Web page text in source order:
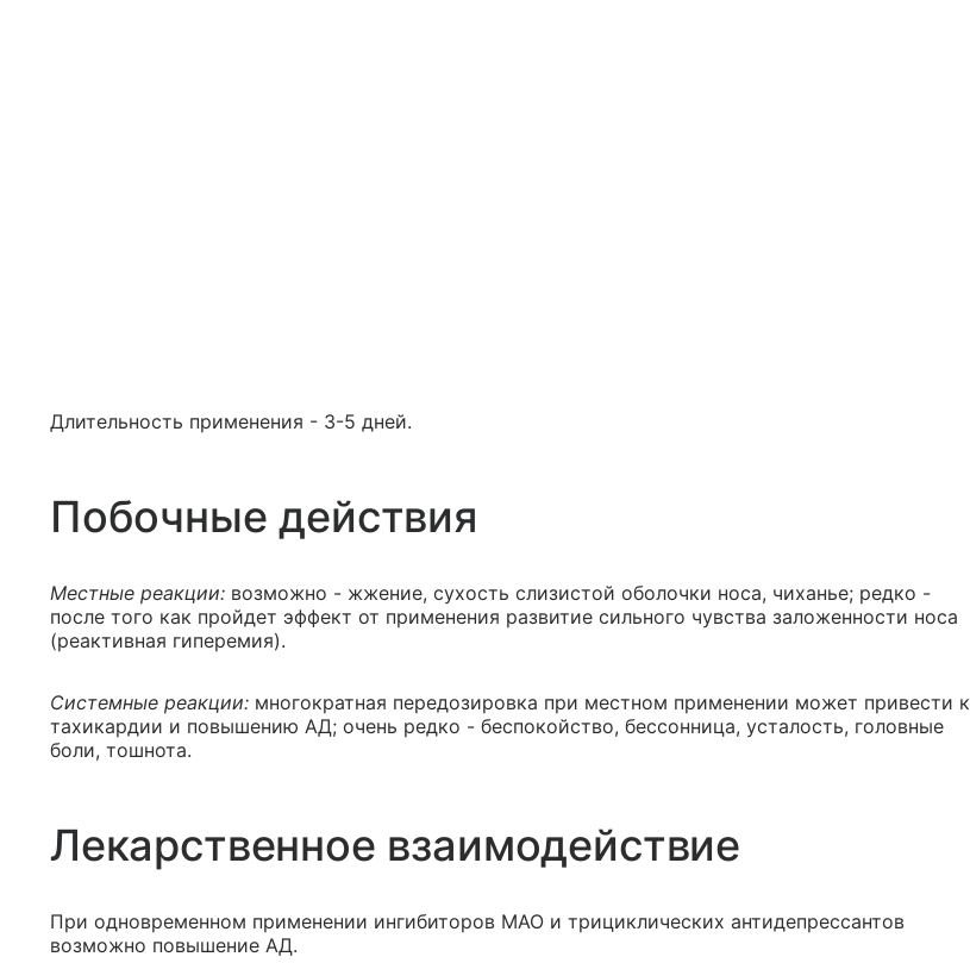
Длительность применения - 3-5 дней.
Побочные действия
Местные реакции: возможно - жжение, сухость слизистой оболочки носа, чиханье; редко -
после того как пройдет эффект от применения развитие сильного чувства заложенности носа
(реактивная гиперемия).
Системные реакции: многократная передозировка при местном применении может привести к
тахикардии и повышению АД; очень редко - беспокойство, бессонница, усталость, головные
боли, тошнота.
Лекарственное взаимодействие
При одновременном применении ингибиторов МАО и трициклических антидепрессантов
возможно повышение АД.